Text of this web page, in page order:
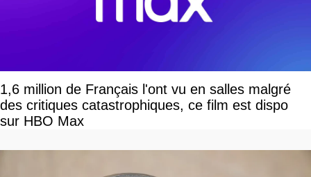
1,6 million de Français l'ont vu en salles malgré
des critiques catastrophiques, ce film est dispo
sur HBO Max